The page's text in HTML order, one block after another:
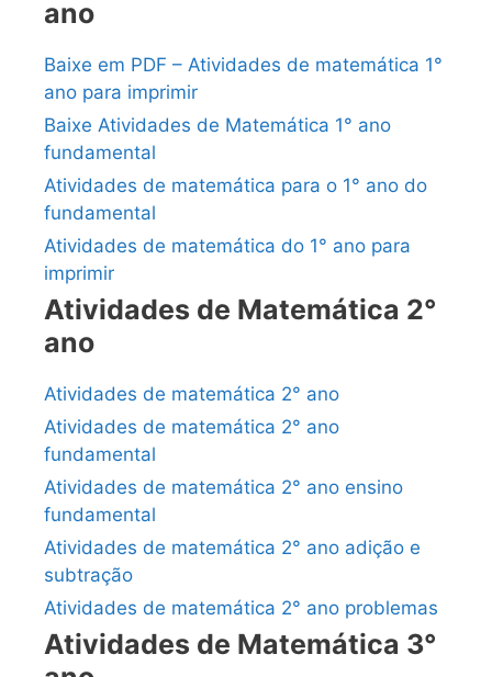
ano
Baixe em PDF – Atividades de matemática 1°
ano para imprimir
Baixe Atividades de Matemática 1° ano
fundamental
Atividades de matemática para o 1° ano do
fundamental
Atividades de matemática do 1° ano para
imprimir
Atividades de Matemática 2°
ano
Atividades de matemática 2° ano
Atividades de matemática 2° ano
fundamental
Atividades de matemática 2° ano ensino
fundamental
Atividades de matemática 2° ano adição e
subtração
Atividades de matemática 2° ano problemas
Atividades de Matemática 3°